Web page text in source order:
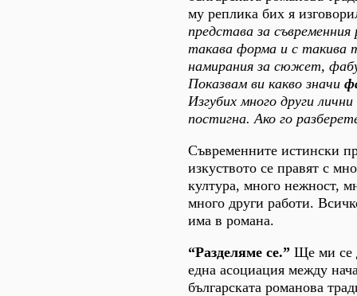
му реплика бих я
представа за съвременния
такава форма и с такива
намирания за сюжет,
Показвам ви какво значи
Изгубих много други
постигна. Ако го
Съвременните истински
изкуството се правят с
култура, много нежност,
много други работи.
има в романа.
“Разделяме се.” Ще ми се
една асоциация между
българската романова